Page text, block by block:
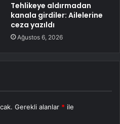
Tehlikeye aldırmadan
kanala girdiler: Ailelerine
ceza yazıldı
Ağustos 6, 2026
Gerekli alanlar * ile